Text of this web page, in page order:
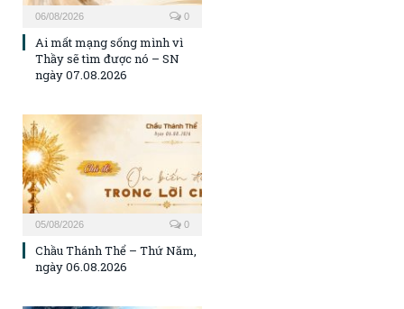
06/08/2026 0
Ai mất mạng sống mình vì
Thầy sẽ tìm được nó – SN
ngày 07.08.2026
05/08/2026 0
Chầu Thánh Thể – Thứ Năm,
ngày 06.08.2026